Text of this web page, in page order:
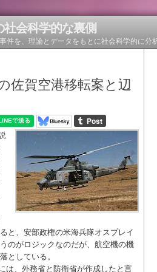
社会科学的な裏側
件を、理論とデータをもとに社会科学的に分
佐賀空港移転案と辺
と、安部政権の米海兵隊オスプレイ
のがロジックなのだが、航空機の機
としている。
は、外務省と防衛省が作成したと言